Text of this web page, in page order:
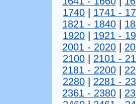
1740
1741 -
1821 - 1840
1920
1921 -
2001 - 2020
2100
2101 -
2181 - 2200
2280
2281 -
2361 - 2380